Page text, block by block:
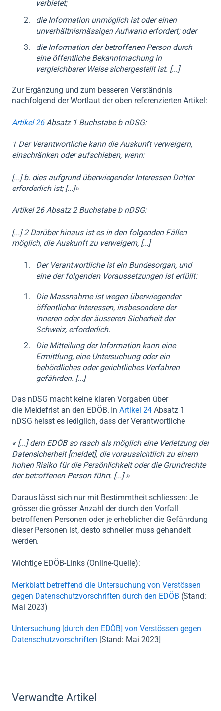
verbietet;
die Information unmöglich ist oder einen
unverhältnismässigen Aufwand erfordert; oder
die Information der betroffenen Person durch
eine öffentliche Bekanntmachung in
vergleichbarer Weise sichergestellt ist. [...]
Zur Ergänzung und zum besseren Verständnis
nachfolgend der Wortlaut der oben referenzierten Artikel:
Artikel 26Absatz 1 Buchstabe b nDSG:
1 Der Verantwortliche kann die Auskunft verweigern,
einschränken oder aufschieben, wenn:
[...] b. dies aufgrund überwiegender Interessen Dritter
erforderlich ist; [...]»
Artikel 26 Absatz 2 Buchstabe b nDSG:
[...] 2 Darüber hinaus ist es in den folgenden Fällen
möglich, die Auskunft zu verweigern, [...]
Der Verantwortliche ist ein Bundesorgan, und
eine der folgenden Voraussetzungen ist erfüllt:
Die Massnahme ist wegen überwiegender
öffentlicher Interessen, insbesondere der
inneren oder der äusseren Sicherheit der
Schweiz, erforderlich.
Die Mitteilung der Information kann eine
Ermittlung, eine Untersuchung oder ein
behördliches oder gerichtliches Verfahren
gefährden. [...]
Das nDSG macht keine klaren Vorgaben über
die Meldefrist an den EDÖB. In Artikel 24 Absatz 1
nDSG heisst es lediglich, dass der Verantwortliche
«[...] dem EDÖB so rasch als möglicheine Verletzung der
Datensicherheit [meldet], die voraussichtlich zu einem
hohen Risiko für die Persönlichkeit oder die Grundrechte
der betroffenen Person führt. [...]»
Daraus lässt sich nur mit Bestimmtheit schliessen: Je
grösser die grösser Anzahl der durch den Vorfall
betroffenen Personen oder je erheblicher die Gefährdung
dieser Personen ist, desto schneller muss gehandelt
werden.
Wichtige EDÖB-Links (Online-Quelle):
Merkblatt betreffend die Untersuchung von Verstössen
gegen Datenschutzvorschriften durch den EDÖB (Stand:
Mai 2023)
Untersuchung [durch den EDÖB] von Verstössen gegen
Datenschutzvorschriften [Stand: Mai 2023]
Verwandte Artikel